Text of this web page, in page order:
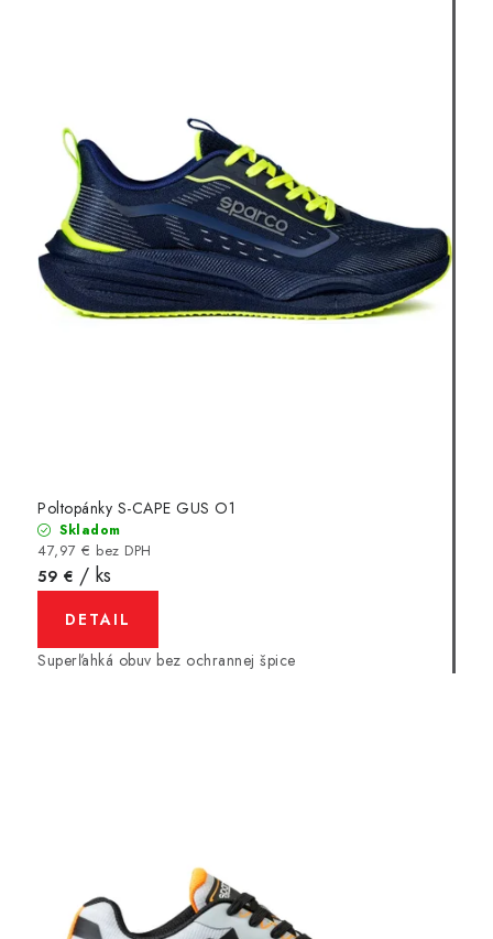
Poltopánky S-CAPE GUS O1
Skladom
47,97 € bez DPH
59 € / ks
DETAIL
Superľahká obuv bez ochrannej špice